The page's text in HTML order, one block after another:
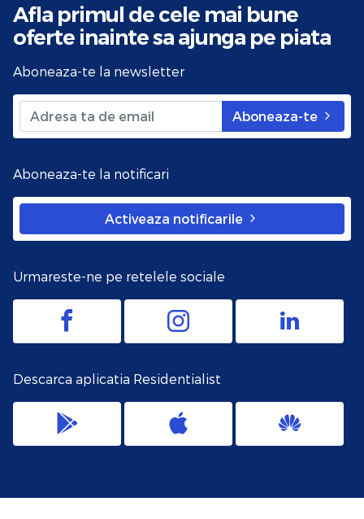
Afla primul de cele mai bune
oferte inainte sa ajunga pe piata
Aboneaza-te la newsletter
Aboneaza-te
Aboneaza-te la notificari
Activeaza notificarile
Urmareste-ne pe retelele sociale
Descarca aplicatia Residentialist